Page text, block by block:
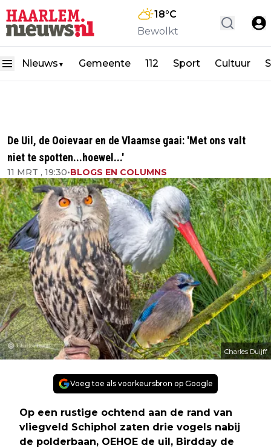
18°C
Bewolkt
Nieuws ▼ Gemeente 112 Sport Cultuur
De Uil, de Ooievaar en de Vlaamse gaai: 'Met ons valt
niet te spotten...hoewel...'
11 MRT , 19:30•BLOGS EN COLUMNS
Charles Duijff
Voeg toe als voorkeursbron op Google
Op een rustige ochtend aan de rand van
vliegveld Schiphol zaten drie vogels nabij
de polderbaan, OEHOE de uil, Birdday de